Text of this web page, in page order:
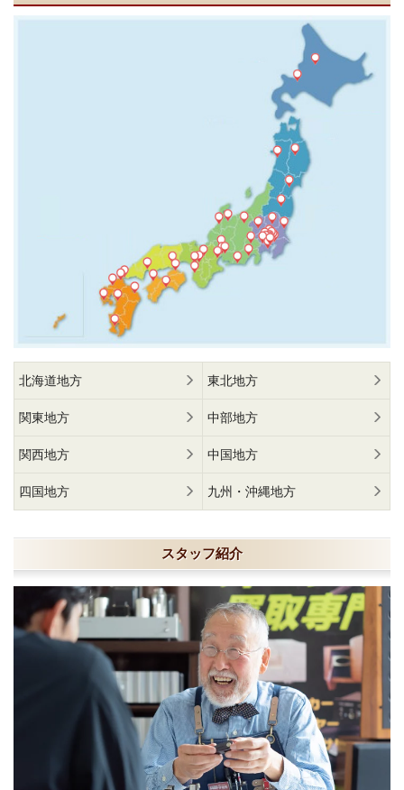
北海道地方 東北地方
関東地方 中部地方
関西地方 中国地方
四国地方 九州・沖縄地方
スタッフ紹介